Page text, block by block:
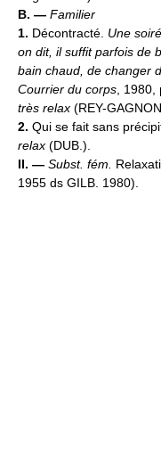
B. — Familier
1. Décontracté. Une
on dit, il suffit parfois de
bain chaud, de changer
Courrier du corps , 1980,
très relax (REY-GAGNON
2. Qui se fait sans
relax (DUB.).
II. — Subst. fém.
1955 ds GILB. 1980).